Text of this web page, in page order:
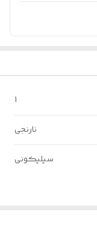
1
نارنجی
سیلیکونی